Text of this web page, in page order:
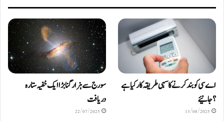
اے سی کو بند کرنے کا سہی طریقہ کار کیا ہے
؟ جانیئے
13/08/2025
سورج سے ہزار گنا بڑا ایک خفیہ ستارہ
دریافت
22/07/2025